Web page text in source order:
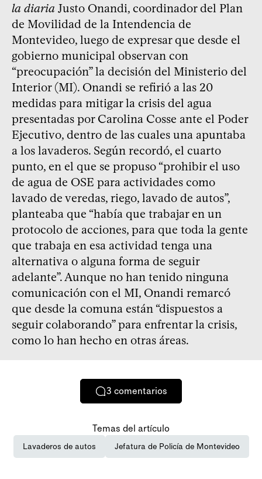
la diaria Justo Onandi, coordinador del Plan
de Movilidad de la Intendencia de
Montevideo, luego de expresar que desde el
gobierno municipal observan con
“preocupación” la decisión del Ministerio del
Interior (MI). Onandi se refirió a las 20
medidas para mitigar la crisis del agua
presentadas por Carolina Cosse ante el Poder
Ejecutivo, dentro de las cuales una apuntaba
a los lavaderos. Según recordó, el cuarto
punto, en el que se propuso “prohibir el uso
de agua de OSE para actividades como
lavado de veredas, riego, lavado de autos”,
planteaba que “había que trabajar en un
protocolo de acciones, para que toda la gente
que trabaja en esa actividad tenga una
alternativa o alguna forma de seguir
adelante”. Aunque no han tenido ninguna
comunicación con el MI, Onandi remarcó
que desde la comuna están “dispuestos a
seguir colaborando” para enfrentar la crisis,
como lo han hecho en otras áreas.
3 comentarios
Temas del artículo
Lavaderos de autos Jefatura de Policía de Montevideo